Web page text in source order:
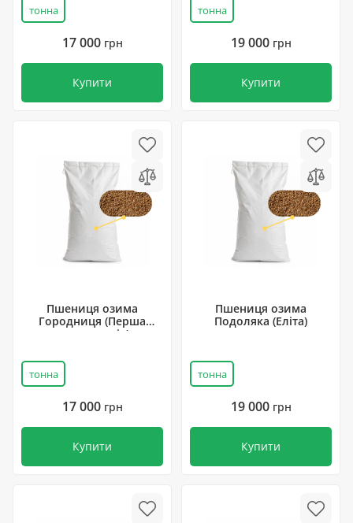
тонна
17 000 грн
Купити
тонна
19 000 грн
Купити
Пшениця озима
Городниця (Перша
репродукція)
тонна
17 000 грн
Купити
Пшениця озима
Подоляка (Еліта)
тонна
19 000 грн
Купити